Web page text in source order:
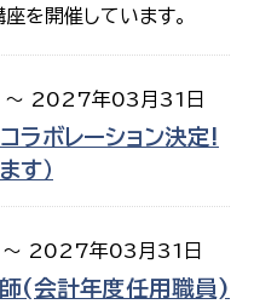
を開催しています。
～ 2027年03月31日
ラボレーション決定!
す）
～ 2027年03月31日
(会計年度任用職員)